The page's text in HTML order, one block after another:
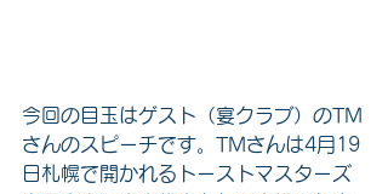
今回の目玉はゲスト（宴クラブ）のTM
さんのスピーチです。TMさんは4月19
日札幌で開かれるトーストマスターズ